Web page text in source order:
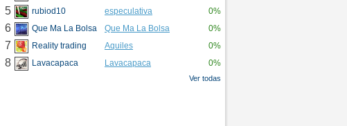
5 rubiod10 especulativa 0%
6 Que Ma La Bolsa Que Ma La Bolsa 0%
7 Reality trading Aquiles 0%
8 Lavacapaca Lavacapaca 0%
Ver todas